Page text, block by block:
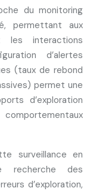
du monitoring
permettant aux
les interactions
d’alertes
(taux de rebond
permet une
d’exploration
surveillance en
recherche des
d’exploration,